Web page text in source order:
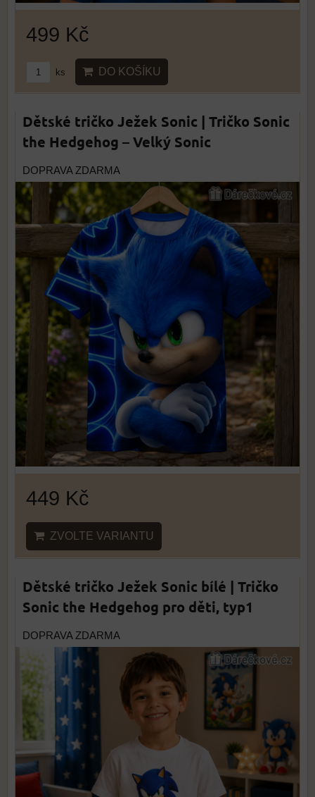
499 Kč
ks DO KOŠÍKU
Dětské tričko Ježek Sonic | Tričko Sonic
the Hedgehog – Velký Sonic
DOPRAVA ZDARMA
449 Kč
ZVOLTE VARIANTU
Dětské tričko Ježek Sonic bílé | Tričko
Sonic the Hedgehog pro děti, typ1
DOPRAVA ZDARMA